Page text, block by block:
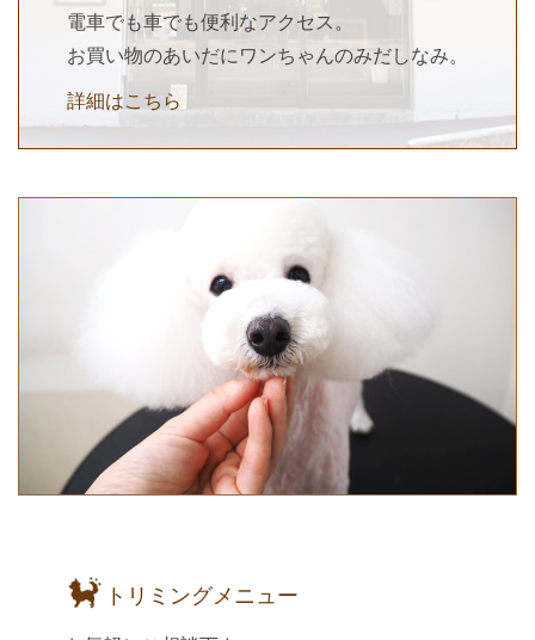
電車でも車でも便利なアクセス。
お買い物のあいだにワンちゃんのみだしなみ。
詳細はこちら
トリミングメニュー